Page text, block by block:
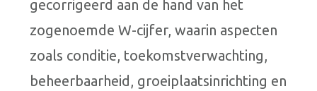
gecorrigeerd aan de hand van het
zogenoemde W-cijfer, waarin aspecten
zoals conditie, toekomstverwachting,
beheerbaarheid, groeiplaatsinrichting en